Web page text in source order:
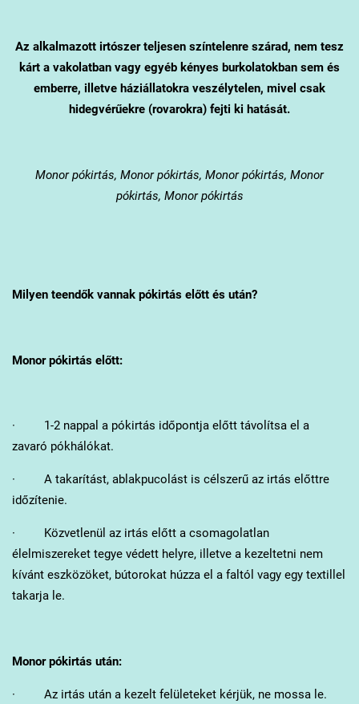
Az alkalmazott irtószer teljesen színtelenre szárad, nem tesz
kárt a vakolatban vagy egyéb kényes burkolatokban sem és
emberre, illetve háziállatokra veszélytelen, mivel csak
hidegvérűekre (rovarokra) fejti ki hatását.
Monorpókirtás, Monor pókirtás, Monor pókirtás, Monor
pókirtás, Monor pókirtás
Milyen teendők vannak pókirtás előtt és után?
Monorpókirtás előtt:
· 1-2 nappal a pókirtás időpontja előtt távolítsa el a
zavaró pókhálókat.
· A takarítást, ablakpucolást is célszerű az irtás előttre
időzítenie.
· Közvetlenül az irtás előtt a csomagolatlan
élelmiszereket tegye védett helyre, illetve a kezeltetni nem
kívánt eszközöket, bútorokat húzza el a faltól vagy egy textillel
takarja le.
Monorpókirtás után:
· Az irtás után a kezelt felületeket kérjük, ne mossa le.